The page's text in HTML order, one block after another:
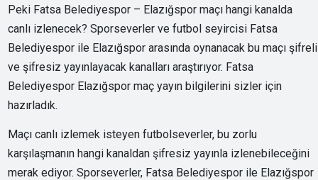
Peki Fatsa Belediyespor – Elazığspor maçı hangi kanalda
canlı izlenecek? Sporseverler ve futbol seyircisi Fatsa
Belediyespor ile Elazığspor arasında oynanacak bu maçı şifreli
ve şifresiz yayınlayacak kanalları araştırıyor. Fatsa
Belediyespor Elazığspor maç yayın bilgilerini sizler için
hazırladık.
Maçı canlı izlemek isteyen futbolseverler, bu zorlu
karşılaşmanın hangi kanaldan şifresiz yayınla izlenebileceğini
merak ediyor. Sporseverler, Fatsa Belediyespor ile Elazığspor